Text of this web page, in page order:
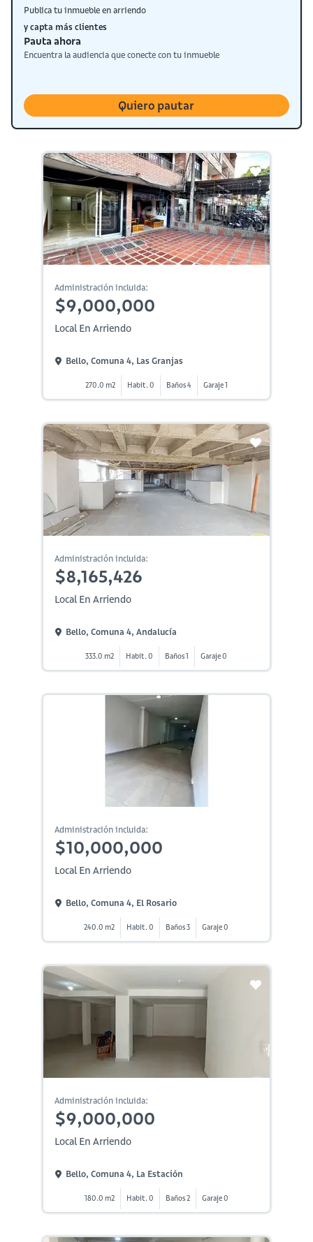
Publica tu inmueble en arriendo
y capta más clientes
Pauta ahora
Encuentra la audiencia que conecte con tu inmueble
Quiero pautar
Administración incluida:
$9,000,000
Local En Arriendo
Bello, Comuna 4, Las Granjas
270.0 m2 Habit. 0 Baños 4 Garaje 1
Administración incluida:
$8,165,426
Local En Arriendo
Bello, Comuna 4, Andalucía
333.0 m2 Habit. 0 Baños 1 Garaje 0
Administración incluida:
$10,000,000
Local En Arriendo
Bello, Comuna 4, El Rosario
240.0 m2 Habit. 0 Baños 3 Garaje 0
Administración incluida:
$9,000,000
Local En Arriendo
Bello, Comuna 4, La Estación
180.0 m2 Habit. 0 Baños 2 Garaje 0